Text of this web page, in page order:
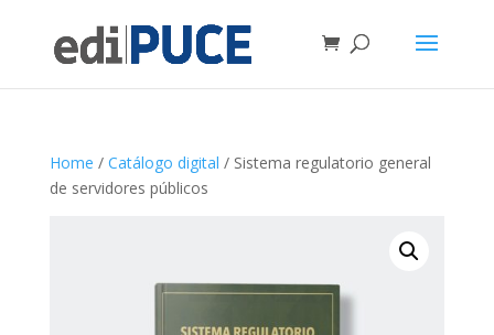
Home / Catálogo digital / Sistema regulatorio general
de servidores públicos